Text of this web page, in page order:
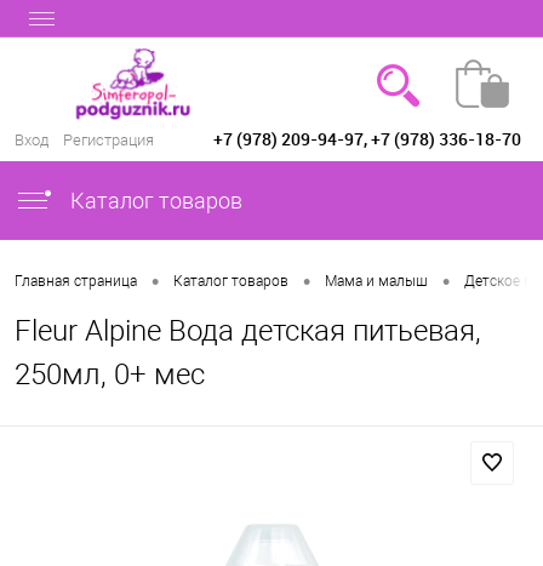
Вход Регистрация +7 (978) 209-94-97, +7 (978) 336-18-70
Каталог товаров
Главная страница • Каталог товаров • Мама и малыш • Детское
Fleur Alpine Вода детская питьевая,
250мл, 0+ мес